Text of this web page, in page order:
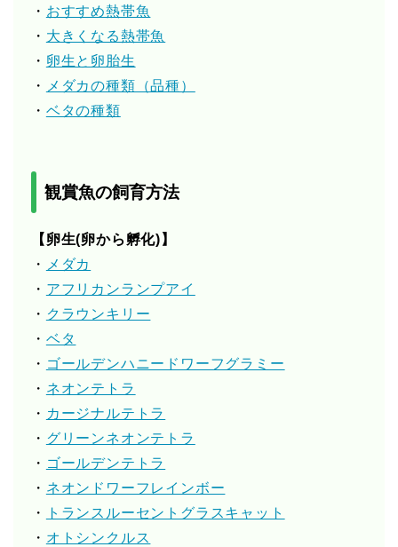
・ おすすめ熱帯魚
・ 大きくなる熱帯魚
・ 卵生と卵胎生
・
メダカの種類（品種）
・ ベタの種類
観賞魚の飼育方法
【卵生(卵から孵化)】
・ メダカ
・ アフリカンランプアイ
・ クラウンキリー
・ ベタ
・ ゴールデンハニードワーフグラミー
・ ネオンテトラ
・ カージナルテトラ
・ グリーンネオンテトラ
・ ゴールデンテトラ
・ ネオンドワーフレインボー
・
トランスルーセントグラスキャット
・ オトシンクルス